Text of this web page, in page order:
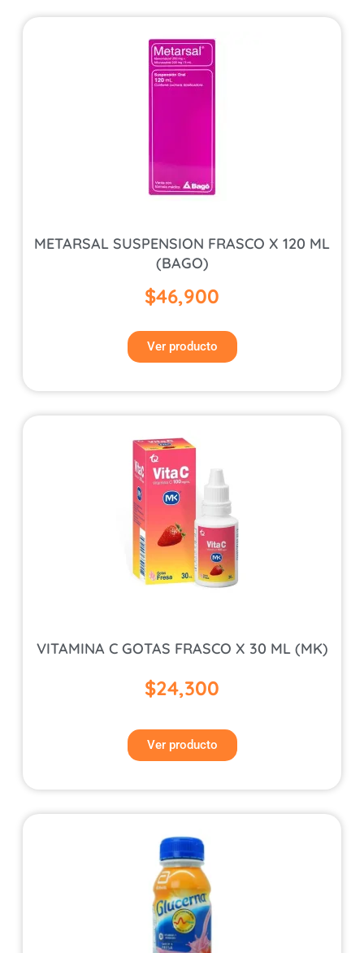
METARSAL SUSPENSION FRASCO X 120 ML
(BAGO)
$46,900
Ver producto
VITAMINA C GOTAS FRASCO X 30 ML (MK)
$24,300
Ver producto